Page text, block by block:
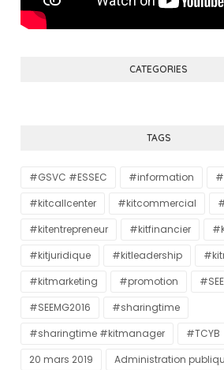
CATEGORIES
TAGS
#GSVC #ESSEC #information
#kitcallcenter
#kitcommercial
#kitentrepreneur
#kitfinancier
#kitjuridique
#kitleadership
#kitmarketing
#promotion
#SEEMG2016
#sharingtime
#sharingtime #kitmanager
#TCYB
20 mars 2019
Administration